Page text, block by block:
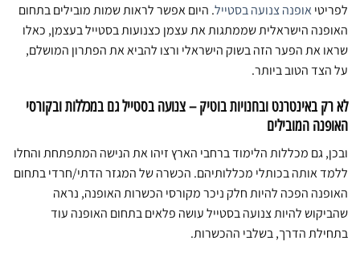
לפריטיאופנה צנועה בסטייל. היום אפשר לראות שמות מובילים בתחום
האופנה הישראלית שממתגות את עצמן כצנועות בסטייל בעצמן, כאלו
שראו את הפער הזה בשוק הישראלי ורצו להביא את הפתרון המושלם,
על הצד הטוב ביותר.
לא רק באינטרנט ובחנויות בוטיק – צנועה בסטייל גם במכללות ובקורסי
האופנה המובילים
ובכן, גם מכללות הלימוד ברחבי הארץ זיהו את הנישה המתפתחת והחלו
ללמד אותה בכותלי מכללותיהם. הכשרה של המגזר הדתי/חרדי בתחום
האופנה הפכה להיות חלק ניכר מקורסי הכשרות האופנה, נראה
שהביקוש להיות צנועה בסטייל עושה פלאים בתחום האופנה עוד
בתחילת הדרך, בשלבי ההכשרות.